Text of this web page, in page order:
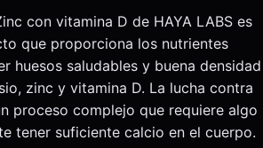
con vitamina D de HAYA LABS es
que proporciona los nutrientes
huesos saludables y buena densidad
zinc y vitamina D. La lucha contra
proceso complejo que requiere algo
tener suficiente calcio en el cuerpo.